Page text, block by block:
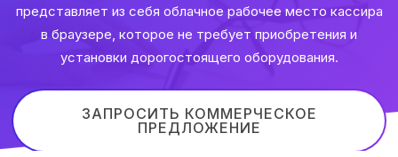
представляет из себя облачное рабочее место кассира
в браузере, которое не требует приобретения и
установки дорогостоящего оборудования.
ЗАПРОСИТЬ КОММЕРЧЕСКОЕ
ПРЕДЛОЖЕНИЕ